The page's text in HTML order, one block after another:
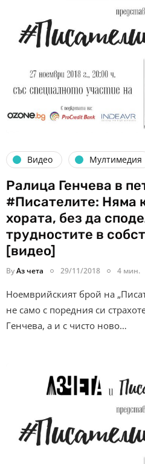
Видео Мултимедия
Ралица Генчева в
#Писателите: Няма
хората, без да
трудностите в
[видео]
ByАз чета 29/11/2018 4 мин.
Ноемврийският брой на
не само с поредния си
Генчева, а и с чисто ново…